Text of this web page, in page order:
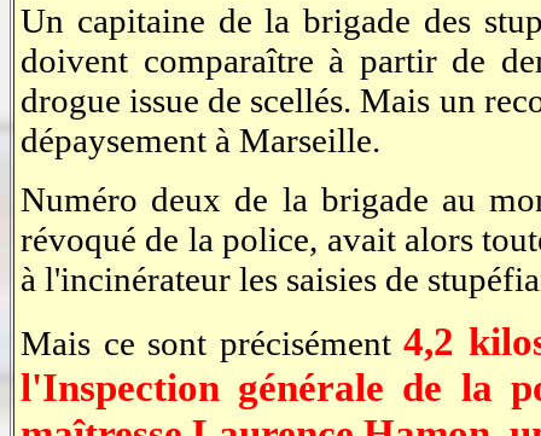
Un capitaine de la brigade des
doivent comparaître à partir de
drogue issue de scellés. Mais un
dépaysement à Marseille.
Numéro deux de la brigade au
révoqué de la police, avait alors
à l'incinérateur les saisies de
Mais ce sont précisément4,2
l'Inspection générale de la